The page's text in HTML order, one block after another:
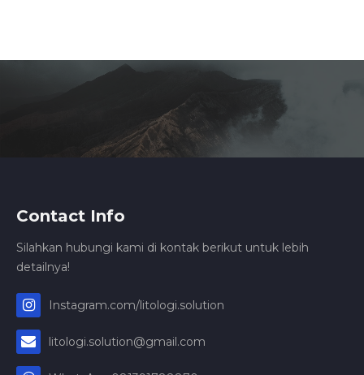
Contact Info
Silahkan hubungi kami di kontak berikut untuk lebih
detailnya!
Instagram.com/litologi.solution
litologi.solution@gmail.com